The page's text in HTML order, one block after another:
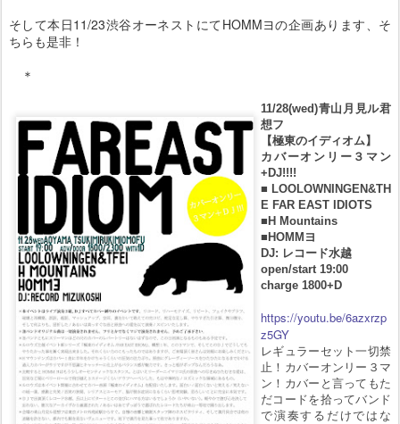
そして本日11/23渋谷オーネストにてHOMMヨの企画あります、そ
ちらも是非！
＊
11/28(wed)青山月見ル君
想フ
【極東のイディオム】
カバーオンリー３マン
+DJ!!!!
■LOOLOWNINGEN&TH
E FAR EAST IDIOTS
■H Mountains
■HOMMヨ
DJ: レコード水越
open/start 19:00
charge 1800+D
https://youtu.be/6azxrzp
z5GY
レギュラーセット一切禁
止！カバーオンリー３マ
ン！カバーと言ってもた
だコードを拾ってバンド
で演奏するだけではな